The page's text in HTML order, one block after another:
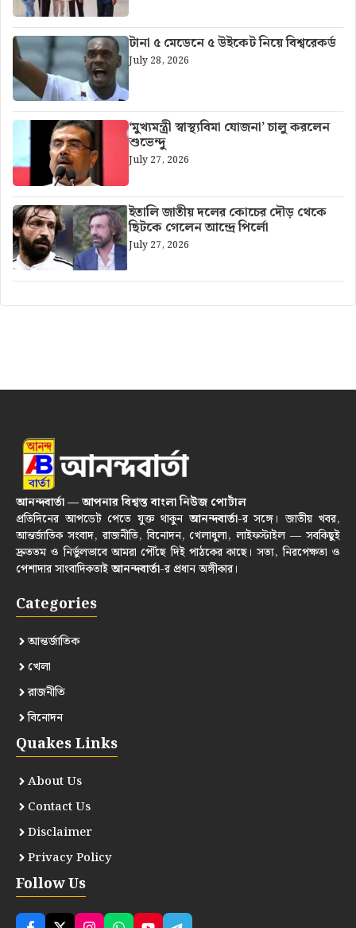
টানা ৫ মেডেনে ৫ উইকেট নিয়ে বিশ্বরেকর্ড
July 28, 2026
‘মুখ্যমন্ত্রী স্বাস্থ্যবিমা যোজনা’ চালু করলেন
শুভেন্দু
July 27, 2026
ইতালি জাতীয় দলের কোচের দৌড় থেকে
ছিটকে গেলেন আন্দ্রে পির্লো
July 27, 2026
আনন্দবার্তা — আপনার বিশ্বস্ত বাংলা নিউজ পোর্টাল
প্রতিদিনের আপডেট পেতে যুক্ত থাকুনআনন্দবার্তা-র সঙ্গে। জাতীয় খবর,
আন্তর্জাতিক সংবাদ, রাজনীতি, বিনোদন, খেলাধুলা, লাইফস্টাইল — সবকিছুই
দ্রুততম ও নির্ভুলভাবে আমরা পৌঁছে দিই পাঠকের কাছে। সত্য, নিরপেক্ষতা ও
পেশাদার সাংবাদিকতাইআনন্দবার্তা-র প্রধান অঙ্গীকার।
Categories
আন্তর্জাতিক
খেলা
রাজনীতি
বিনোদন
Quakes Links
About Us
Contact Us
Disclaimer
Privacy Policy
Follow Us